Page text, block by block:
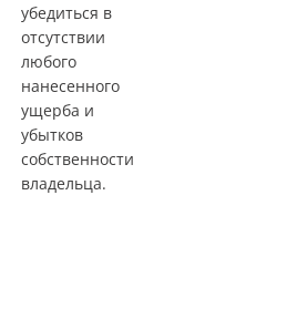
убедиться в
отсутствии
любого
нанесенного
ущерба и
убытков
собственности
владельца.